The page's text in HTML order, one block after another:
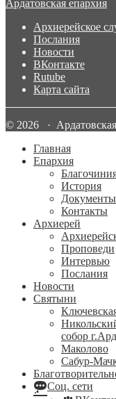
Ардатовская епархия
Архиерейское
Послания
Новости
ВКонтакте
Rutube
Карта сайта
© 2026 ·
Главная
Епархия
История
Документы
Контакты
Архиерей
Проповеди
Интервью
Послания
Новости
Святыни
собор
Маколово
Сабур-
Соц. сети